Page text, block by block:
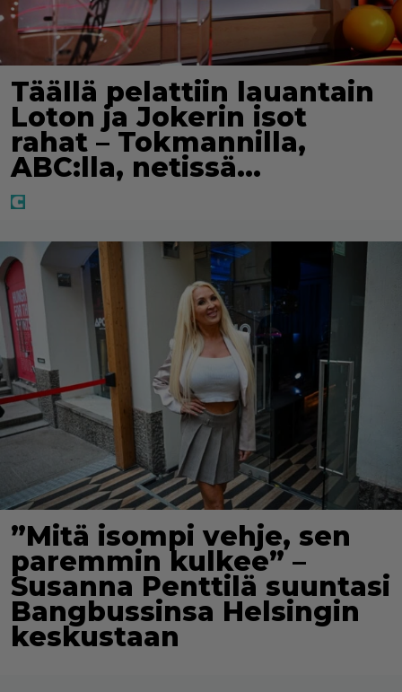
Täällä pelattiin lauantain
Loton ja Jokerin isot
rahat – Tokmannilla,
ABC:lla, netissä…
”Mitä isompi vehje, sen
paremmin kulkee” –
Susanna Penttilä suuntasi
Bangbussinsa Helsingin
keskustaan